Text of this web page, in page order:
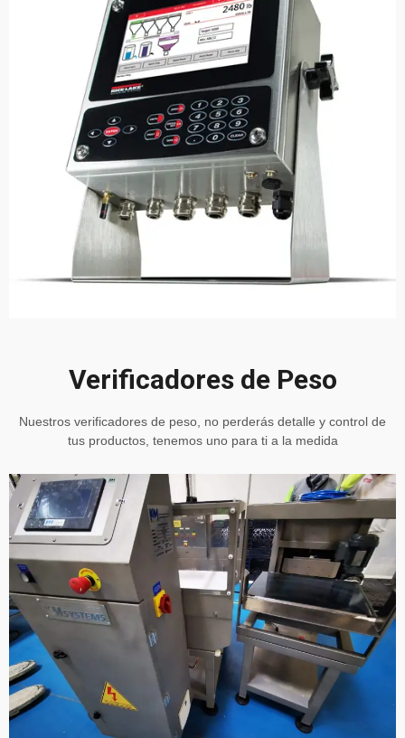
Verificadores de Peso
Nuestros verificadores de peso, no perderás detalle y control de
tus productos, tenemos uno para ti a la medida